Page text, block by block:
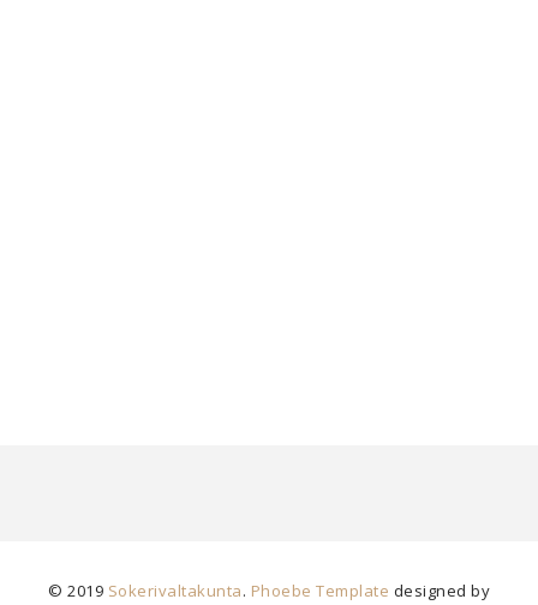
© 2019 Sokerivaltakunta. Phoebe Template designed by